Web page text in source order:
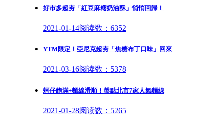
好市多超夯「紅豆麻糬奶油酥」悄悄回歸！
2021-01-14阅读数：6352
YTM限定！亞尼克超夯「焦糖布丁口味」回來
2021-03-16阅读数：5378
蚵仔飽滿+麵線滑順！盤點北市7家人氣麵線
2021-01-28阅读数：5265